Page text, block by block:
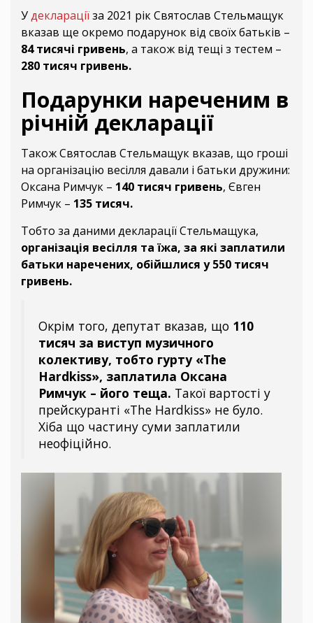
Удеклараціїза 2021 рік Святослав Стельмащук
вказав ще окремо подарунок від своїх батьків –
84 тисячі гривень, а також від тещі з тестем –
280 тисяч гривень.
Подарунки нареченим в
річній декларації
Також Святослав Стельмащук вказав, що гроші
на організацію весілля давали і батьки дружини:
Оксана Римчук – 140 тисяч гривень, Євген
Римчук – 135 тисяч.
Тобто за даними декларації Стельмащука,
організація весілля та їжа, за які заплатили
батьки наречених, обійшлися у 550 тисяч
гривень.
Окрім того, депутат вказав, що 110
тисяч за виступ музичного
колективу, тобто гурту «The
Hardkiss», заплатила Оксана
Римчук – його теща. Такої вартості у
прейскуранті «The Hardkiss» не було.
Хіба що частину суми заплатили
неофіційно.